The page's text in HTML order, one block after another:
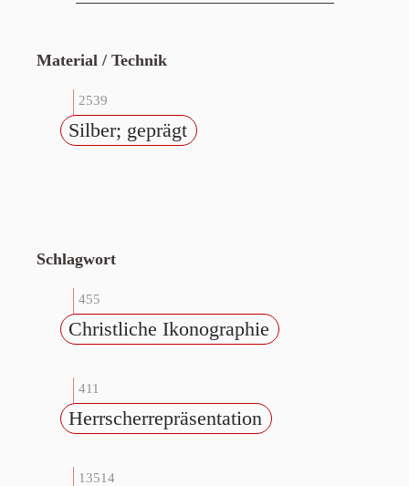
Material / Technik
2539
Silber; geprägt
Schlagwort
455
Christliche Ikonographie
411
Herrscherrepräsentation
13514